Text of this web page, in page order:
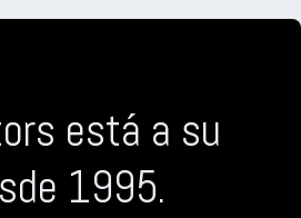
está a su
1995.